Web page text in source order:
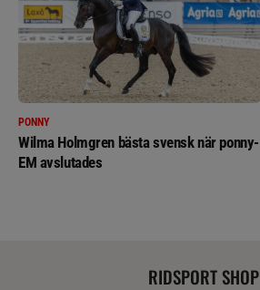
PONNY
Wilma Holmgren bästa svensk när ponny-
EM avslutades
RIDSPORT SHOP